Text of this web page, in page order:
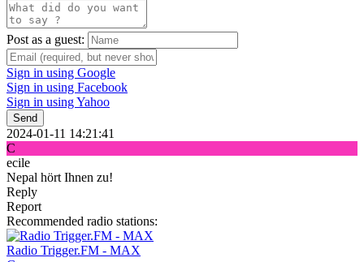
Post as a guest:
Sign in using Google
Sign in using Facebook
Sign in using Yahoo
Send
2024-01-11 14:21:41
C
ecile
Nepal hört Ihnen zu!
Reply
Report
Recommended radio stations:
Radio Trigger.FM - MAX